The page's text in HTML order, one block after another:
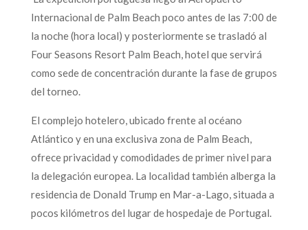
Internacional de Palm Beach poco antes de las 7:00 de
la noche (hora local) y posteriormente se trasladó al
Four Seasons Resort Palm Beach, hotel que servirá
como sede de concentración durante la fase de grupos
del torneo.
El complejo hotelero, ubicado frente al océano
Atlántico y en una exclusiva zona de Palm Beach,
ofrece privacidad y comodidades de primer nivel para
la delegación europea. La localidad también alberga la
residencia de Donald Trump en Mar-a-Lago, situada a
pocos kilómetros del lugar de hospedaje de Portugal.